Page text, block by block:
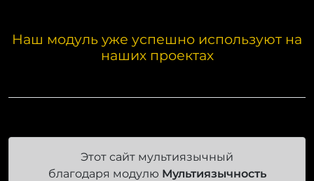
Наш модуль уже успешно используют на
наших проектах
Этот сайт мультиязычный
благодаря модулю Мультиязычность